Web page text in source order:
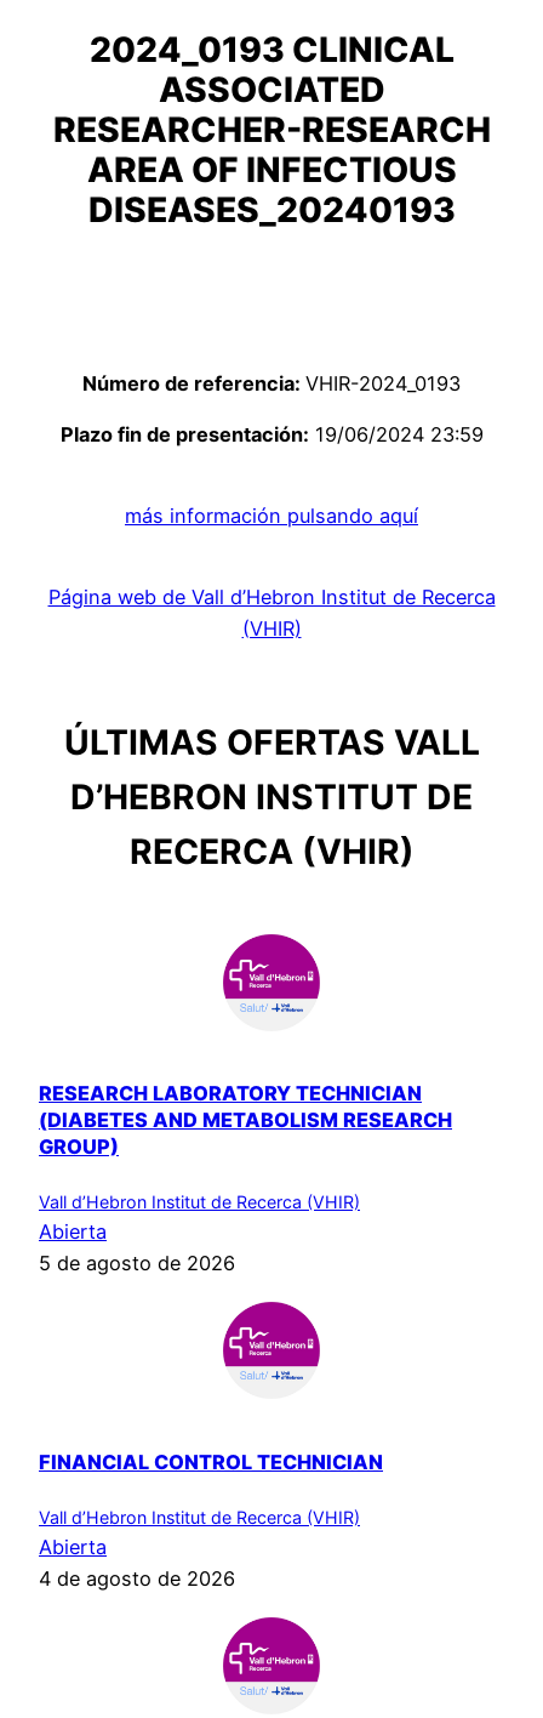
2024_0193 CLINICAL
ASSOCIATED
RESEARCHER-RESEARCH
AREA OF INFECTIOUS
DISEASES_20240193
Número de referencia: VHIR-2024_0193
Plazo fin de presentación: 19/06/2024 23:59
más información pulsando aquí
Página web de Vall d’Hebron Institut de Recerca
(VHIR)
ÚLTIMAS OFERTAS VALL
D’HEBRON INSTITUT DE
RECERCA (VHIR)
RESEARCH LABORATORY TECHNICIAN
(DIABETES AND METABOLISM RESEARCH
GROUP)
Vall d’Hebron Institut de Recerca (VHIR)
Abierta
5 de agosto de 2026
FINANCIAL CONTROL TECHNICIAN
Vall d’Hebron Institut de Recerca (VHIR)
Abierta
4 de agosto de 2026